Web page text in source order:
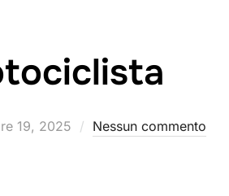
19, 2025 Nessun commento